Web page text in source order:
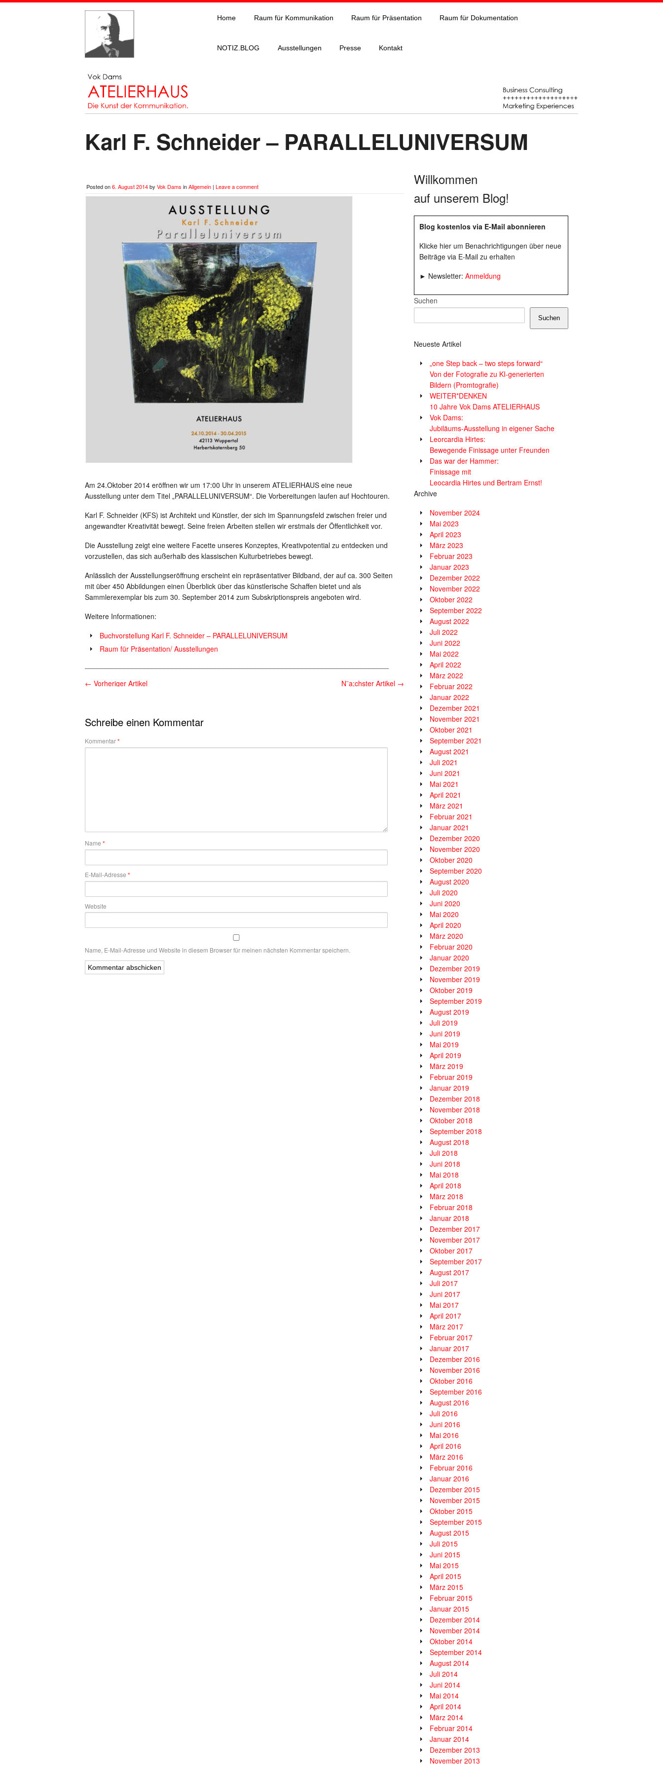
Home Raum für Kommunikation Raum für Präsentation Raum für Dokumentation
NOTIZ.BLOG Ausstellungen Presse Kontakt
Karl F. Schneider – PARALLELUNIVERSUM
Posted on6. August 2014by Vok Dams inAllgemein | Leave a comment
Am 24.Oktober 2014 eröffnen wir um 17:00 Uhr in unserem ATELIERHAUS eine neue
Ausstellung unter dem Titel „PARALLELUNIVERSUM“. Die Vorbereitungen laufen auf Hochtouren.
Karl F. Schneider (KFS) ist Architekt und Künstler, der sich im Spannungsfeld zwischen freier und
angewandter Kreativität bewegt. Seine freien Arbeiten stellen wir erstmals der Öffentlichkeit vor.
Die Ausstellung zeigt eine weitere Facette unseres Konzeptes, Kreativpotential zu entdecken und
vorzustellen, das sich außerhalb des klassischen Kulturbetriebes bewegt.
Anlässlich der Ausstellungseröffnung erscheint ein repräsentativer Bildband, der auf ca. 300 Seiten
mit über 450 Abbildungen einen Überblick über das künstlerische Schaffen bietet und als
Sammlerexemplar bis zum 30. September 2014 zum Subskriptionspreis angeboten wird.
Weitere Informationen:
Buchvorstellung Karl F. Schneider – PARALLELUNIVERSUM
Raum für Präsentation/ Ausstellungen
← Vorheriger Artikel N¨a;chster Artikel →
Schreibe einen Kommentar
Kommentar*
Name *
E-Mail-Adresse *
Website
Name, E-Mail-Adresse und Website in diesem Browser für meinen nächsten Kommentar speichern.
Willkommen
auf unserem Blog!
Blog kostenlos via E-Mail abonnieren
Klicke hier um Benachrichtigungen über neue
Beiträge via E-Mail zu erhalten
► Newsletter: Anmeldung
Suchen
Suchen
Neueste Artikel
„one Step back – two steps forward“
Von der Fotografie zu KI-generierten
Bildern (Promtografie)
WEITER*DENKEN
10 Jahre Vok Dams ATELIERHAUS
Vok Dams:
Jubiläums-Ausstellung in eigener Sache
Leorcardia Hirtes:
Bewegende Finissage unter Freunden
Das war der Hammer:
Finissage mit
Leocardia Hirtes und Bertram Ernst!
Archive
November 2024
Mai 2023
April 2023
März 2023
Februar 2023
Januar 2023
Dezember 2022
November 2022
Oktober 2022
September 2022
August 2022
Juli 2022
Juni 2022
Mai 2022
April 2022
März 2022
Februar 2022
Januar 2022
Dezember 2021
November 2021
Oktober 2021
September 2021
August 2021
Juli 2021
Juni 2021
Mai 2021
April 2021
März 2021
Februar 2021
Januar 2021
Dezember 2020
November 2020
Oktober 2020
September 2020
August 2020
Juli 2020
Juni 2020
Mai 2020
April 2020
März 2020
Februar 2020
Januar 2020
Dezember 2019
November 2019
Oktober 2019
September 2019
August 2019
Juli 2019
Juni 2019
Mai 2019
April 2019
März 2019
Februar 2019
Januar 2019
Dezember 2018
November 2018
Oktober 2018
September 2018
August 2018
Juli 2018
Juni 2018
Mai 2018
April 2018
März 2018
Februar 2018
Januar 2018
Dezember 2017
November 2017
Oktober 2017
September 2017
August 2017
Juli 2017
Juni 2017
Mai 2017
April 2017
März 2017
Februar 2017
Januar 2017
Dezember 2016
November 2016
Oktober 2016
September 2016
August 2016
Juli 2016
Juni 2016
Mai 2016
April 2016
März 2016
Februar 2016
Januar 2016
Dezember 2015
November 2015
Oktober 2015
September 2015
August 2015
Juli 2015
Juni 2015
Mai 2015
April 2015
März 2015
Februar 2015
Januar 2015
Dezember 2014
November 2014
Oktober 2014
September 2014
August 2014
Juli 2014
Juni 2014
Mai 2014
April 2014
März 2014
Februar 2014
Januar 2014
Dezember 2013
November 2013